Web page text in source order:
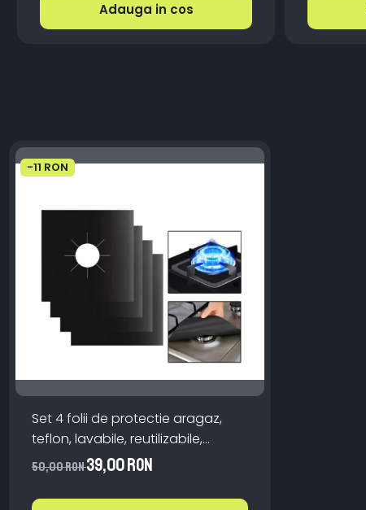
Adauga in cos
-11 RON
Set 4 folii de protectie aragaz,
teflon, lavabile, reutilizabile,
Negru/Gri
50,00 RON39,00 RON